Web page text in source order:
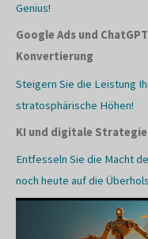
Genius!
Google Ads und
Konvertierung
Steigern Sie die Leistung
stratosphärische Höhen!
KI und digitale
Entfesseln Sie die Macht
noch heute auf die